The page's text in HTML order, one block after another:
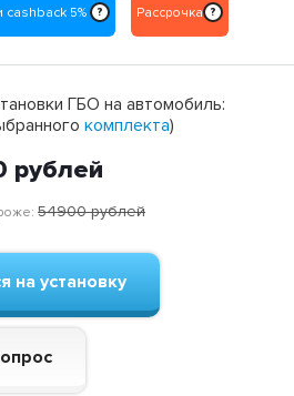
cashback 5% ? Рассрочка ?
ГБО на автомобиль:
комплекта)
рублей
54900рублей
на установку